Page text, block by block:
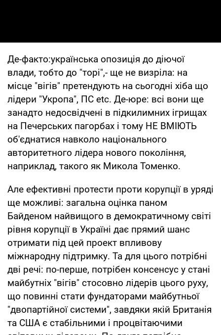
Де-факто:українська опозиція до діючої
влади, тобто до "торі",- ще не визріла: на
місце "вігів" претендують на сьогодні хіба що
лідери "Укропа", ПС etc. Де-юре: всі вони ще
занадто недосвідчені в підкилимних ігрищах
на Печерських пагорбах і тому НЕ ВМІЮТЬ
об'єднатися навколо національного
авторитетного лідера нового покоління,
наприклад, такого як Микола Томенко.
Але ефективні протести проти корупції в уряді
ще можливі: загальна оцінка паном
Байденом найвищого в демократичному світі
рівня корупції в Україні дає прямий шанс
отримати під цей проект впливову
міжнародну підтримку. Та для цього потрібні
дві речі: по-перше, потрібен консенсус у стані
майбутніх "вігів" стосовно лідерів цього руху,
що повинні стати фундаторами майбутньої
"двопартійної системи", завдяки якій Британія
та США є стабільними і процвітаючими